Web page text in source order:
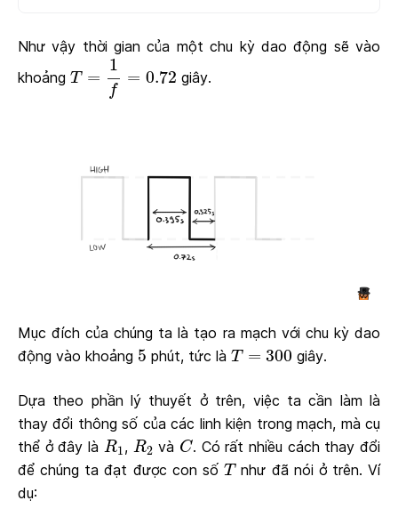
Như vậy thời gian của một chu kỳ dao động sẽ vào
khoảng T =
1
f
= 0.72
T =1f=0.72
giây.
Mục đích của chúng ta là tạo ra mạch với chu kỳ dao
động vào khoảng 5
5 phút, tức là T = 300
T= 300 giây.
Dựa theo phần lý thuyết ở trên, việc ta cần làm là
thay đổi thông số của các linh kiện trong mạch, mà cụ
thể ở đây là R1
R1 , R2
R2 và C
C. Có rất nhiều cách thay đổi
để chúng ta đạt được con số T
Tnhư đã nói ở trên. Ví
dụ: